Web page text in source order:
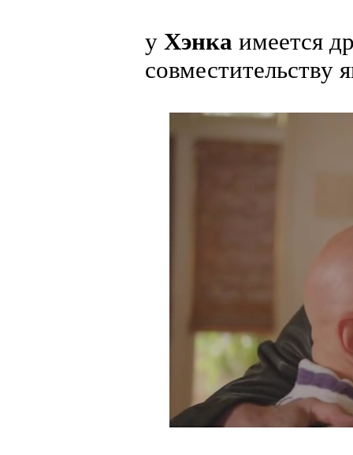
у Хэнка имеется
совместительству